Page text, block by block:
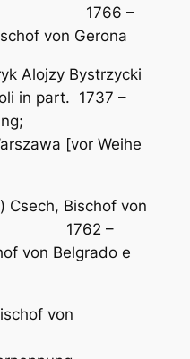
1766 –
von Gerona
Alojzy Bystrzycki
in part. 1737 –
[vor Weihe
Bischof von
1762 –
Belgrado e
von